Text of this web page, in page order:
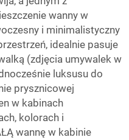
wanny w
i minimalistyczny
idealnie pasuje
(zdjęcia umywalek w
luksusu do
prysznicowej
w kabinach
kolorach i
wannę w kabinie